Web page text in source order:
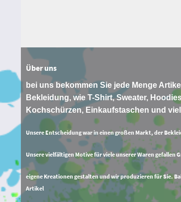
Über uns
bei uns bekommen Sie jede Menge
Bekleidung, wie T-Shirt, Sweater,
Kochschürzen, Einkaufstaschen und
Unsere Entscheidung war in einen großen Markt, der
Unsere vielfältigen Motive für viele unserer Waren gefallen
eigene Kreationen gestalten und wir produzieren für Sie.
Artikel